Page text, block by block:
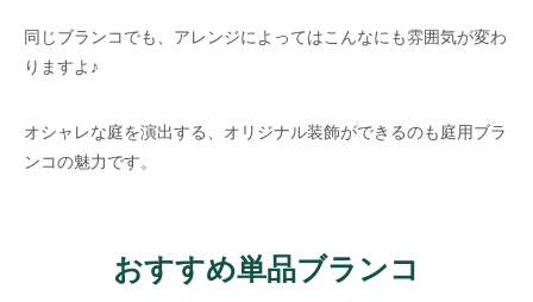
同じブランコでも、アレンジによってはこんなにも雰囲気が変わ
りますよ♪
オシャレな庭を演出する、オリジナル装飾ができるのも庭用ブラ
ンコの魅力です。
おすすめ単品ブランコ